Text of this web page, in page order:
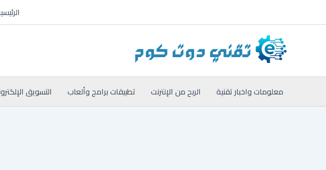
معلومات واخبار تقنية الربح من الإنترنت تطبيقات برامج وألعاب التسويق